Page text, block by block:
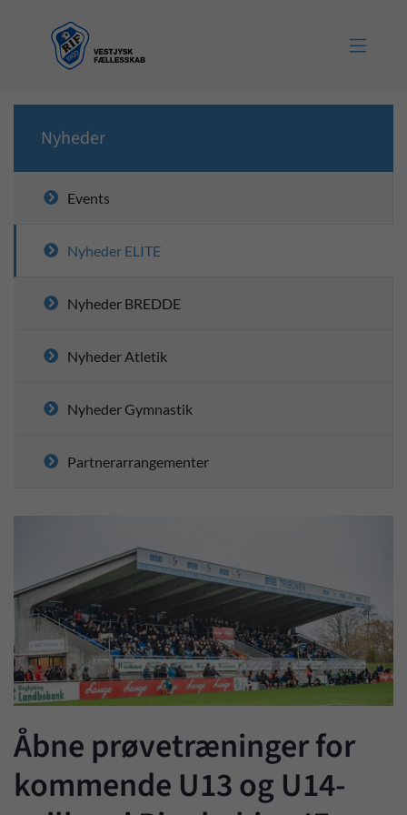

Nyheder
Events
Nyheder ELITE
Nyheder BREDDE
Nyheder Atletik
Nyheder Gymnastik
Partnerarrangementer
Åbne prøvetræninger for
kommende U13 og U14-